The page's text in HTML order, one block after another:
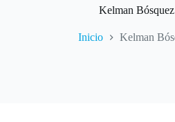
Kelman Bósquez
Inicio Kelman